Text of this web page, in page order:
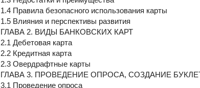
1.4 Правила безопасного использования карты
1.5 Влияния и перспективы развития
ГЛАВА 2. ВИДЫ БАНКОВСКИХ КАРТ
2.1 Дебетовая карта
2.2 Кредитная карта
2.3 Овердрафтные карты
ГЛАВА 3. ПРОВЕДЕНИЕ ОПРОСА, СОЗДАНИЕ
3.1 Проведение опроса